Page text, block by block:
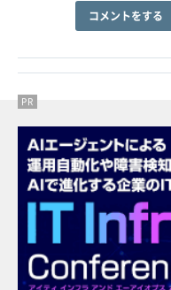
コメントをする
PR
PR
PR